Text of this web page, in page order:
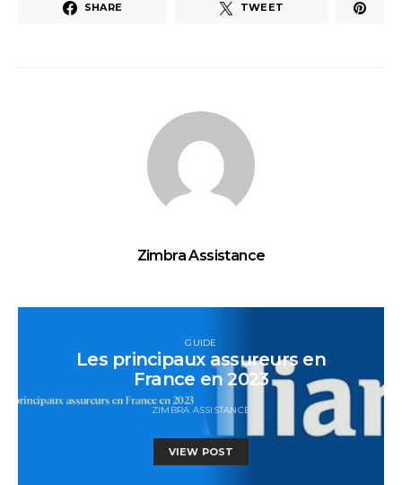
SHARE TWEET
Zimbra Assistance
GUIDE
Les principaux assureurs en
France en 2023
ZIMBRA ASSISTANCE
VIEW POST